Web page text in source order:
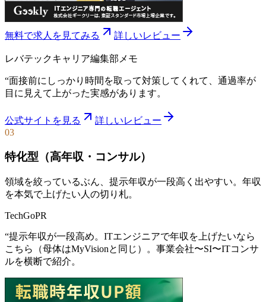
無料で求人を見てみる 詳しいレビュー
レバテックキャリア編集部メモ
“面接前にしっかり時間を取って対策してくれて、通過率が
目に見えて上がった実感があります。
公式サイトを見る
詳しいレビュー
03
特化型（高年収・コンサル）
領域を絞っているぶん、提示年収が一段高く出やすい。年収
を本気で上げたい人の切り札。
TechGoPR
“提示年収が一段高め。ITエンジニアで年収を上げたいなら
こちら（母体はMyVisionと同じ）。事業会社〜SI〜ITコンサ
ルを横断で紹介。